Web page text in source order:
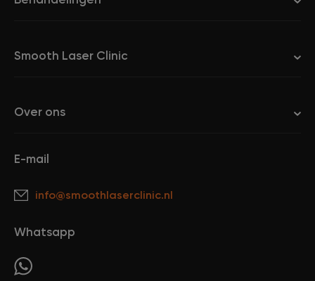
Smooth Laser Clinic
Over ons
E-mail
info@smoothlaserclinic.nl
Whatsapp